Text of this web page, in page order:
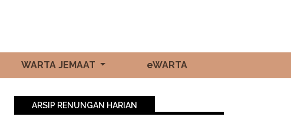
WARTA JEMAAT eWARTA
ARSIP RENUNGAN HARIAN